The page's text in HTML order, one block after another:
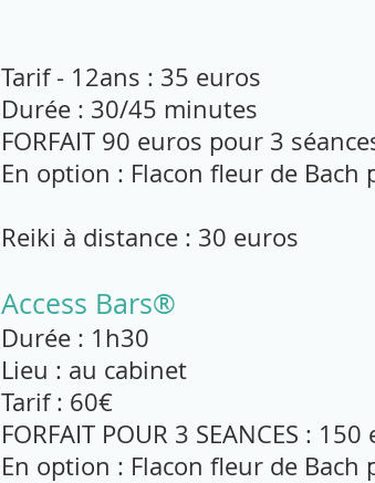
Tarif - 12ans : 35 euros
Durée : 30/45 minutes
FORFAIT 90 euros pour 3
En option : Flacon fleur de Bach
Reiki à distance : 30 euros
Access Bars®
Durée : 1h30
Lieu : au cabinet
Tarif : 60€
FORFAIT POUR 3 SEANCES :
En option : Flacon fleur de Bach